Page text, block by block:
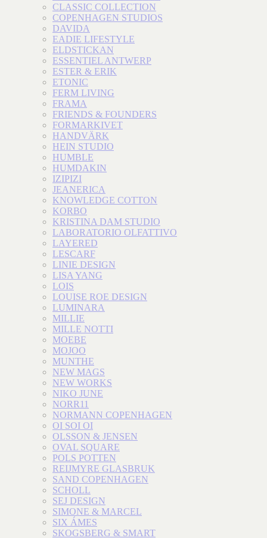
CLASSIC COLLECTION
COPENHAGEN STUDIOS
DAVIDA
EADIE LIFESTYLE
ELDSTICKAN
ESSENTIEL ANTWERP
ESTER & ERIK
ETONIC
FERM LIVING
FRAMA
FRIENDS & FOUNDERS
FORMARKIVET
HANDVÄRK
HEIN STUDIO
HUMBLE
HUMDAKIN
IZIPIZI
JEANERICA
KNOWLEDGE COTTON
KORBO
KRISTINA DAM STUDIO
LABORATORIO OLFATTIVO
LAYERED
LESCARF
LINIE DESIGN
LISA YANG
LOIS
LOUISE ROE DESIGN
LUMINARA
MILLIE
MILLE NOTTI
MOEBE
MOJOO
MUNTHE
NEW MAGS
NEW WORKS
NIKO JUNE
NORR11
NORMANN COPENHAGEN
OI SOI OI
OLSSON & JENSEN
OVAL SQUARE
POLS POTTEN
REIJMYRE GLASBRUK
SAND COPENHAGEN
SCHOLL
SEJ DESIGN
SIMONE & MARCEL
SIX ÁMES
SKOGSBERG & SMART